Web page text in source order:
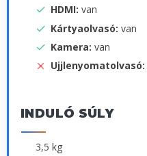
HDMI: van
Kártyaolvasó: van
Kamera: van
Ujjlenyomatolvasó:
INDULÓ SÚLY
3,5 kg